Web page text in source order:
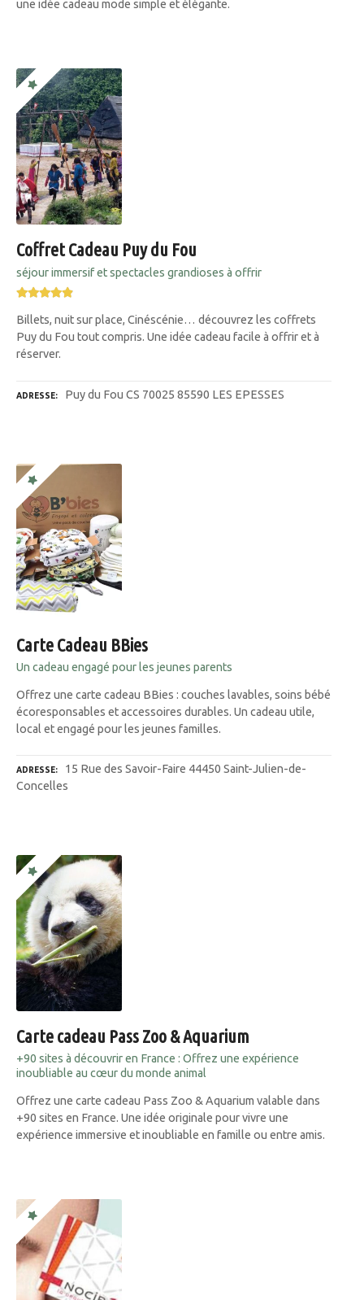
une idée cadeau mode simple et élégante.
Coffret Cadeau Puy du Fou
séjour immersif et spectacles grandioses à offrir
Billets, nuit sur place, Cinéscénie… découvrez les coffrets
Puy du Fou tout compris. Une idée cadeau facile à offrir et à
réserver.
ADRESSE Puy du Fou CS 70025 85590 LES EPESSES
Carte Cadeau BBies
Un cadeau engagé pour les jeunes parents
Offrez une carte cadeau BBies : couches lavables, soins bébé
écoresponsables et accessoires durables. Un cadeau utile,
local et engagé pour les jeunes familles.
ADRESSE
15 Rue des Savoir-Faire 44450 Saint-Julien-de-
Concelles
Carte cadeau Pass Zoo & Aquarium
+90 sites à découvrir en France : Offrez une expérience
inoubliable au cœur du monde animal
Offrez une carte cadeau Pass Zoo & Aquarium valable dans
+90 sites en France. Une idée originale pour vivre une
expérience immersive et inoubliable en famille ou entre amis.